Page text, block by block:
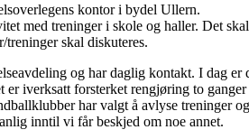
kontor i bydel Ullern.
med treninger i skole og haller. Det
treninger skal diskuteres.
og har daglig kontakt. I dag
iverksatt forsterket rengjøring to
har valgt å avlyse treninger
inntil vi får beskjed om noe annet.